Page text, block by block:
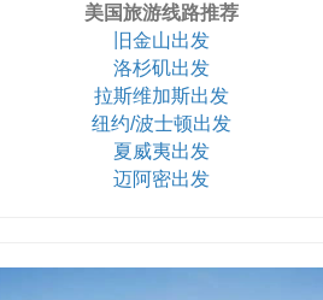
美国旅游线路推荐
旧金山出发
洛杉矶出发
拉斯维加斯出发
纽约/波士顿出发
夏威夷出发
迈阿密出发